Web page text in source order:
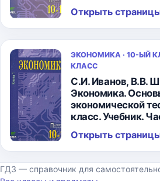
Открыть
ЭКОНОМИКА · 10-ЫЙ
КЛАСС
С.И. Иванов, В.В.
Экономика.
экономической
класс. Учебник.
Открыть
ГДЗ — справочник для